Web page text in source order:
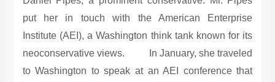
put her in touch with the American Enterprise
Institute (AEI), a Washington think tank known for its
neoconservative views. In January, she traveled
to Washington to speak at an AEI conference that